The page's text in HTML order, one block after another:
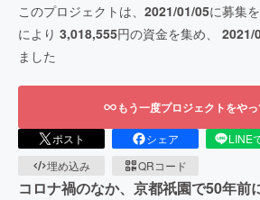
このプロジェクトは、 2021/01/05に募集
により 3,018,555円の資金を集め、 2021/
ました
もう一度プロジェクトをや
ポスト シェア LINE
埋め込み
QRコード
コロナ禍のなか、京都祇園で50年前